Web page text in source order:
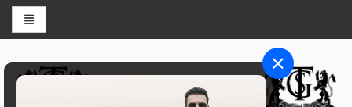
THE GRAND SELECTION